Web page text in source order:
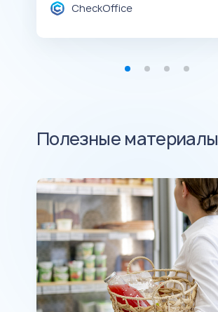
CheckOffice
Полезные материалы